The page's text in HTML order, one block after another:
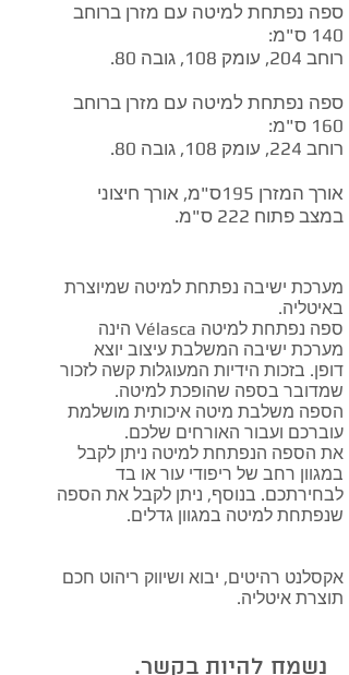
ספה נפתחת למיטה עם מזרן ברוחב
140 ס"מ:
רוחב 204, עומק 108, גובה 80.
ספה נפתחת למיטה עם מזרן ברוחב
160 ס"מ:
רוחב 224, עומק 108, גובה 80.
אורך המזרן 195ס"מ, אורך חיצוני
במצב פתוח 222 ס"מ.
מערכת ישיבה נפתחת למיטה שמיוצרת
באיטליה.
ספה נפתחת למיטה Vélasca הינה
מערכת ישיבה המשלבת עיצוב יוצא
דופן. בזכות הידיות המעוגלות קשה לזכור
שמדובר בספה שהופכת למיטה.
הספה משלבת מיטה איכותית מושלמת
עוברכם ועבור האורחים שלכם.
את הספה הנפתחת למיטה ניתן לקבל
במגוון רחב של ריפודי עור או בד
לבחירתכם. בנוסף, ניתן לקבל את הספה
שנפתחת למיטה במגוון גדלים.
אקסלנט רהיטים, יבוא ושיווק ריהוט חכם
תוצרת איטליה.
נשמח להיות בקשר.